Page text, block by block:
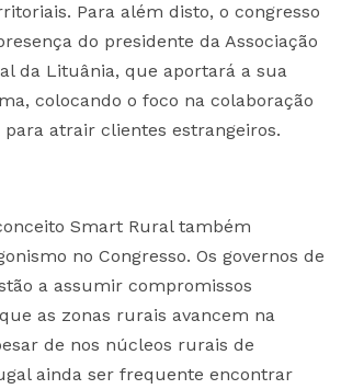
Para além disto, o congresso
do presidente da Associação
da Lituânia, que aportará a sua
colocando o foco na colaboração
atrair clientes estrangeiros.
Smart Rural também
no Congresso. Os governos de
a assumir compromissos
as zonas rurais avancem na
de nos núcleos rurais de
ainda ser frequente encontrar